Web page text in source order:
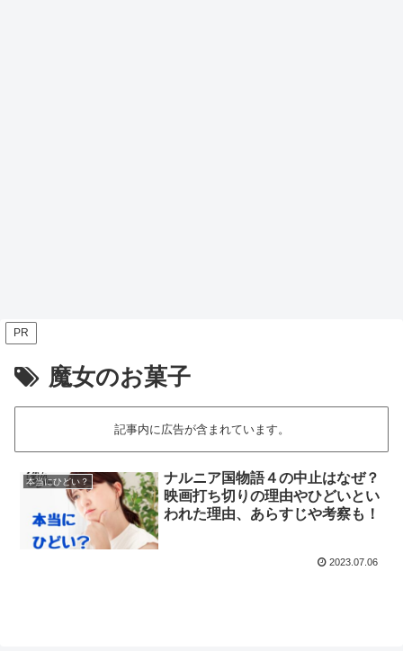
PR
魔女のお菓子
記事内に広告が含まれています。
本当にひどい？
ナルニア国物語４の中止はなぜ？
映画打ち切りの理由やひどいとい
われた理由、あらすじや考察も！
2023.07.06